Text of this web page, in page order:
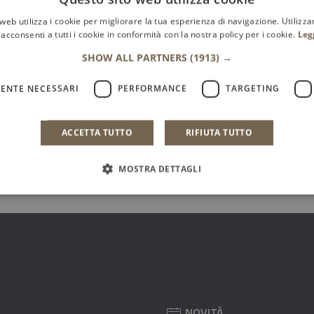
sono chiare le informazioni su
la pagina
utilizza i cookie per migliorare la tua esperienza di navigazione.
a tutti i cookie in conformità con la nostra policy per i cookie.
SHOW ALL PARTNERS (1913) →
NECESSARI PERFORMANCE TARGETING
ACCETTA TUTTO RIFIUTA TUTTO
MOSTRA DETTAGLI